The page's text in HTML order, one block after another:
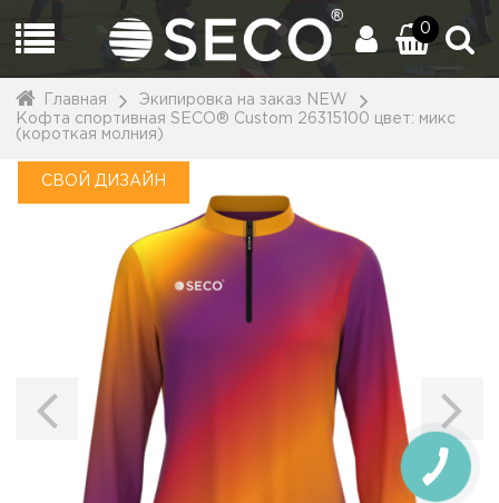
0
Главная
Экипировка на заказ NEW
Кофта спортивная SECO® Custom 26315100 цвет: микс
(короткая молния)
СВОЙ ДИЗАЙН